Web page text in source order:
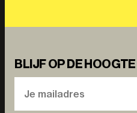
BLIJF OP DE HOOGTE